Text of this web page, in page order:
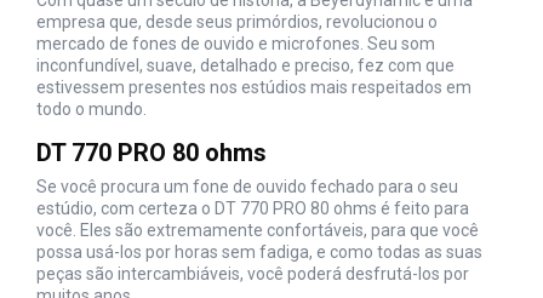
empresa que, desde seus primórdios, revolucionou o
mercado de fones de ouvido e microfones. Seu som
inconfundível, suave, detalhado e preciso, fez com que
estivessem presentes nos estúdios mais respeitados em
todo o mundo.
DT 770 PRO 80 ohms
Se você procura um fone de ouvido fechado para o seu
estúdio, com certeza o DT 770 PRO 80 ohms é feito para
você. Eles são extremamente confortáveis, para que você
possa usá-los por horas sem fadiga, e como todas as suas
peças são intercambiáveis, você poderá desfrutá-los por